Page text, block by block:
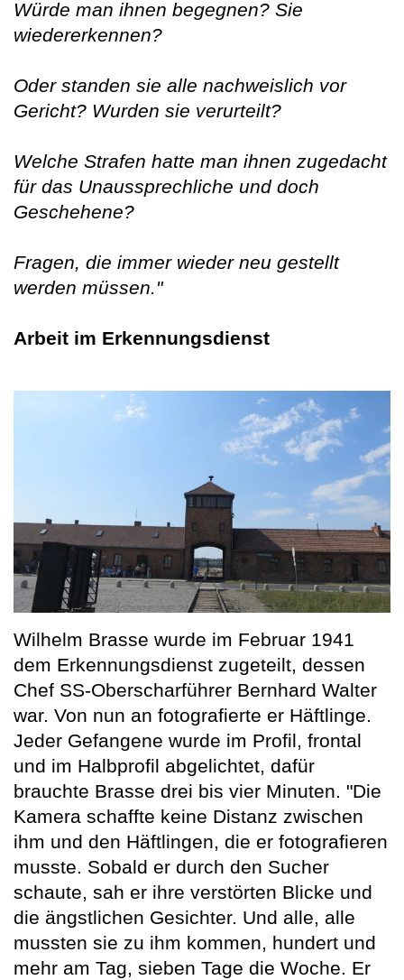
Würde man ihnen begegnen? Sie
wiedererkennen?
Oder standen sie alle nachweislich vor
Gericht? Wurden sie verurteilt?
Welche Strafen hatte man ihnen zugedacht
für das Unaussprechliche und doch
Geschehene?
Fragen, die immer wieder neu gestellt
werden müssen."
Arbeit im Erkennungsdienst
Wilhelm Brasse wurde im Februar 1941
dem Erkennungsdienst zugeteilt, dessen
Chef SS-Oberscharführer Bernhard Walter
war. Von nun an fotografierte er Häftlinge.
Jeder Gefangene wurde im Profil, frontal
und im Halbprofil abgelichtet, dafür
brauchte Brasse drei bis vier Minuten. "Die
Kamera schaffte keine Distanz zwischen
ihm und den Häftlingen, die er fotografieren
musste. Sobald er durch den Sucher
schaute, sah er ihre verstörten Blicke und
die ängstlichen Gesichter. Und alle, alle
mussten sie zu ihm kommen, hundert und
mehr am Tag, sieben Tage die Woche. Er